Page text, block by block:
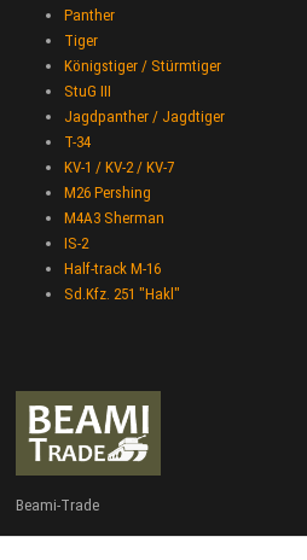
Panther
Tiger
Königstiger / Stürmtiger
StuG III
Jagdpanther / Jagdtiger
T-34
KV-1 / KV-2 / KV-7
M26 Pershing
M4A3 Sherman
IS-2
Half-track M-16
Sd.Kfz. 251 "Hakl"
Beami-Trade